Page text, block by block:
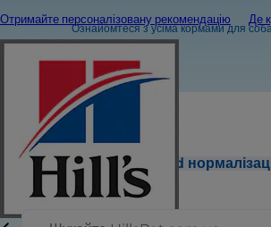
Отримайте персоналізовану рекомендацію Де
Ознайомтеся з усіма кормами для
Сухий корм для собак i/d